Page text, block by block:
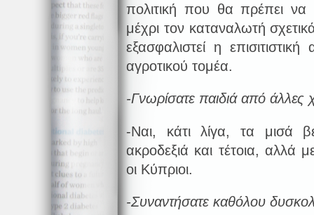
πολιτική που θα πρέπει
μέχρι τον καταναλωτή
εξασφαλιστεί η
αγροτικού τομέα.
-Γνωρίσατε παιδιά από άλλες
-Ναι, κάτι λίγα, τα μισά
ακροδεξιά και τέτοια, αλλά
οι Κύπριοι.
-Συναντήσατε καθόλου